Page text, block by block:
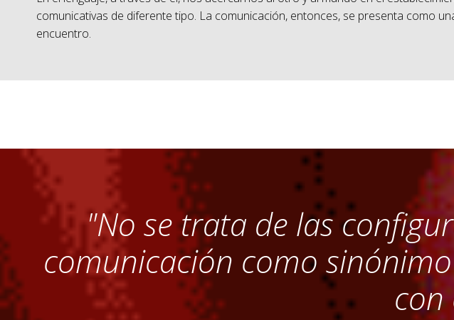
comunicativas de diferente tipo. La comunicación, entonces, se presenta como
encuentro.
"No se trata de las
comunicación como
con